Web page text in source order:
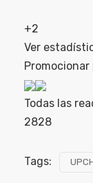
+2
Ver
Todas las
2828
Tags: